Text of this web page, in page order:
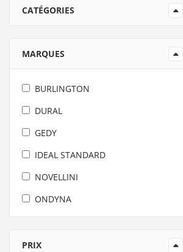
CATÉGORIES
MARQUES
BURLINGTON
DURAL
GEDY
IDEAL STANDARD
NOVELLINI
ONDYNA
SANITAIRE
PRIX